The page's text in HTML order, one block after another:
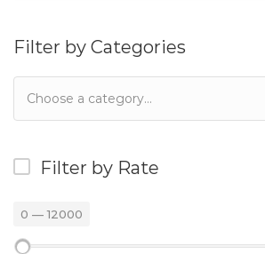
Filter by Categories
Filter by Rate
0 —12000